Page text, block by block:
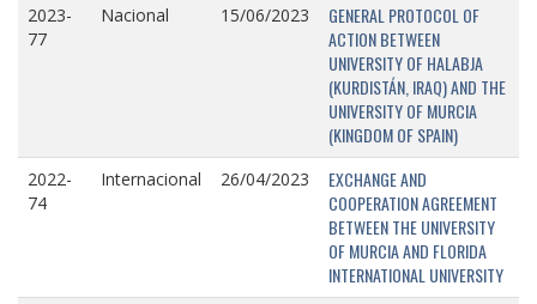
2023-
77
Nacional 15/06/2023
GENERAL PROTOCOL OF
ACTION BETWEEN
UNIVERSITY OF HALABJA
(KURDISTÁN, IRAQ) AND THE
UNIVERSITY OF MURCIA
(KINGDOM OF SPAIN)
2022-
74
Internacional 26/04/2023
EXCHANGE AND
COOPERATION AGREEMENT
BETWEEN THE UNIVERSITY
OF MURCIA AND FLORIDA
INTERNATIONAL UNIVERSITY